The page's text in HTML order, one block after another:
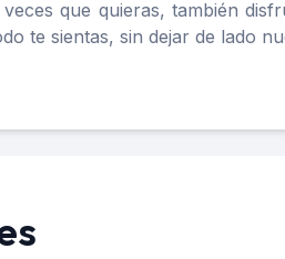
que quieras, también
te sientas, sin dejar de lado